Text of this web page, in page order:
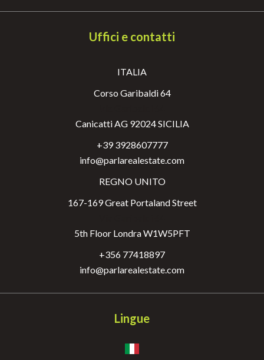
Uffici e contatti
ITALIA
Corso Garibaldi 64
Canicatti AG 92024 SICILIA
+39 3928607777
info@parlarealestate.com
REGNO UNITO
167-169 Great Portaland Street
5th Floor Londra W1W5PFT
+356 77418897
info@parlarealestate.com
Lingue